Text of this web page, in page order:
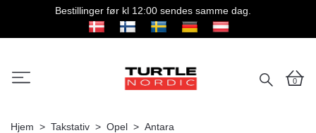
Bestillinger før kl 12:00 sendes samme dag.
0
Hjem Takstativ Opel
Antara